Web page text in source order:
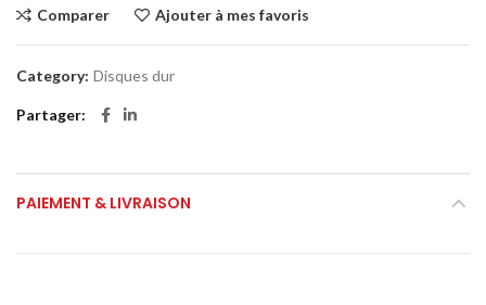
Comparer Ajouter à mes favoris
Category: Disques dur
Partager
PAIEMENT & LIVRAISON